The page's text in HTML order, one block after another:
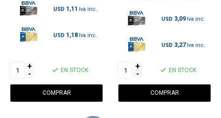
USD 1,11
USD 1,18
+
- EN STOCK
USD 3,09
USD 3,27
+
- EN STOCK